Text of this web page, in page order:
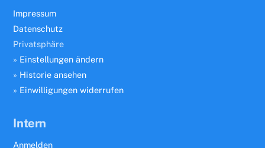
Impressum
Datenschutz
Privatsphäre
» Einstellungen ändern
» Historie ansehen
» Einwilligungen widerrufen
Intern
Anmelden